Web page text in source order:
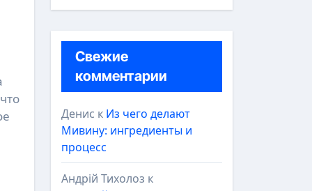
Свежие
комментарии
Денис к Из чего делают
Мивину: ингредиенты и
процесс
Андрій Тихолоз к